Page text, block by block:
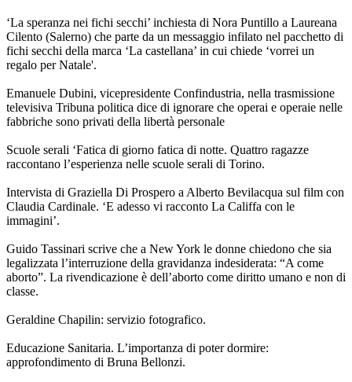
‘La speranza nei fichi secchi’ inchiesta di Nora Puntillo a Laureana
Cilento (Salerno) che parte da un messaggio infilato nel pacchetto di
fichi secchi della marca ‘La castellana’ in cui chiede ‘vorrei un
regalo per Natale'.
Emanuele Dubini, vicepresidente Confindustria, nella trasmissione
televisiva Tribuna politica dice di ignorare che operai e operaie nelle
fabbriche sono privati della libertà personale
Scuole serali ‘Fatica di giorno fatica di notte. Quattro ragazze
raccontano l’esperienza nelle scuole serali di Torino.
Intervista di Graziella Di Prospero a Alberto Bevilacqua sul film con
Claudia Cardinale. ‘E adesso vi racconto La Califfa con le
immagini’.
Guido Tassinari scrive che a New York le donne chiedono che sia
legalizzata l’interruzione della gravidanza indesiderata: “A come
aborto”. La rivendicazione è dell’aborto come diritto umano e non di
classe.
Geraldine Chapilin: servizio fotografico.
Educazione Sanitaria. L’importanza di poter dormire:
approfondimento di Bruna Bellonzi.